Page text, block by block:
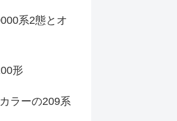
系2態とオ
形
ラーの209系